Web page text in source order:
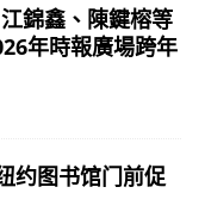
錦鑫、陳鍵榕等
年時報廣場跨年
约图书馆门前促